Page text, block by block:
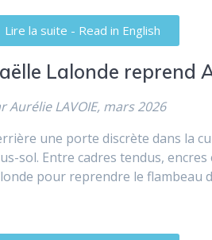
Lire la suite - Read in English
Lalonde reprend
Aurélie LAVOIE, mars 2026
une porte discrète dans la
sol. Entre cadres tendus, encres
pour reprendre le flambeau